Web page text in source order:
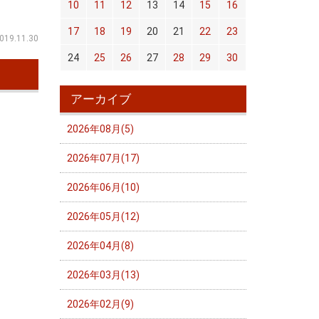
10 11 12 13 14 15 16
17 18 19 20 21 22 23
24 25 26 27 28 29 30
アーカイブ
2026年08月(5)
2026年07月(17)
2026年06月(10)
2026年05月(12)
2026年04月(8)
2026年03月(13)
2026年02月(9)